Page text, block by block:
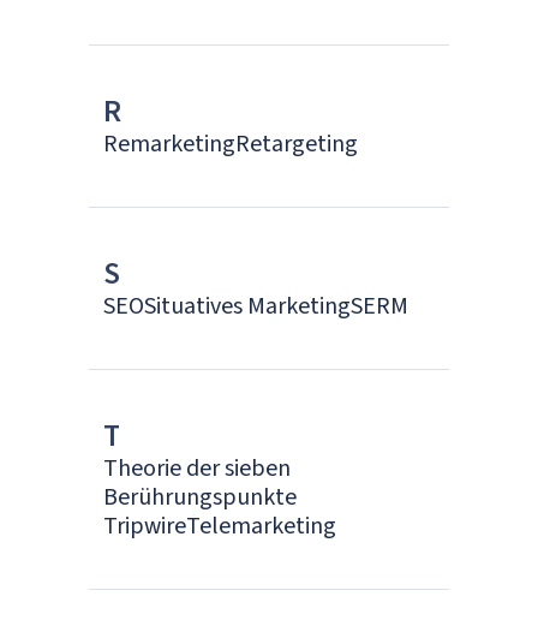
R
RemarketingRetargeting
S
SEOSituatives MarketingSERM
T
Theorie der sieben
Berührungspunkte
TripwireTelemarketing